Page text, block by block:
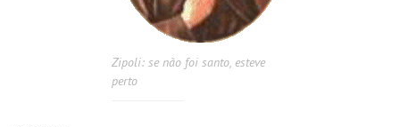
Zipoli: se não foi santo, esteve
perto